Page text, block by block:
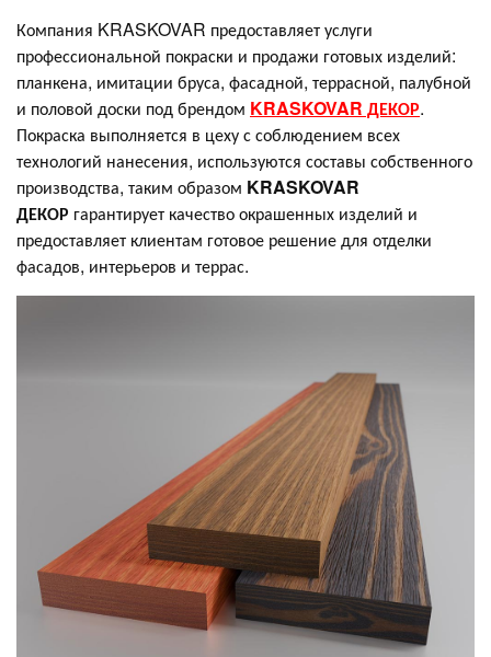
Компания KRASKOVAR предоставляет услуги
профессиональной покраски и продажи готовых изделий:
планкена, имитации бруса, фасадной, террасной, палубной
и половой доски под брендом KRASKOVAR ДЕКОР.
Покраска выполняется в цеху с соблюдением всех
технологий нанесения, используются составы собственного
производства, таким образом KRASKOVAR
ДЕКОР гарантирует качество окрашенных изделий и
предоставляет клиентам готовое решение для отделки
фасадов, интерьеров и террас.